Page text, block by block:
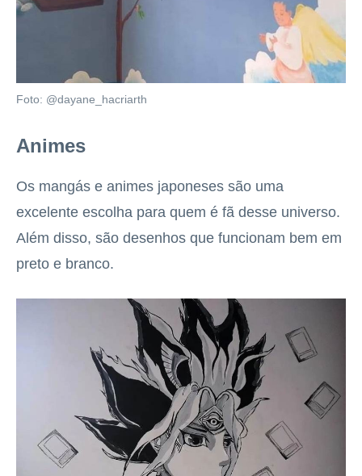
Foto: @dayane_hacriarth
Animes
Os mangás e animes japoneses são uma
excelente escolha para quem é fã desse universo.
Além disso, são desenhos que funcionam bem em
preto e branco.